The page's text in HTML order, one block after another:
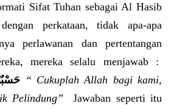
Sifat Tuhan sebagai Al Hasib
perkataan, tidak apa-apa
perlawanan dan pertentangan
mereka selalu menjawab :
“ Cukuplah Allah bagi kami,
Pelindung” Jawaban seperti itu